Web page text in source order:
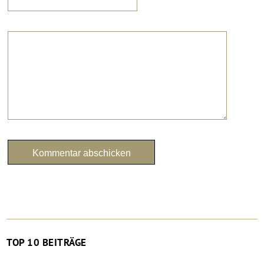
TOP 10 BEITRÄGE